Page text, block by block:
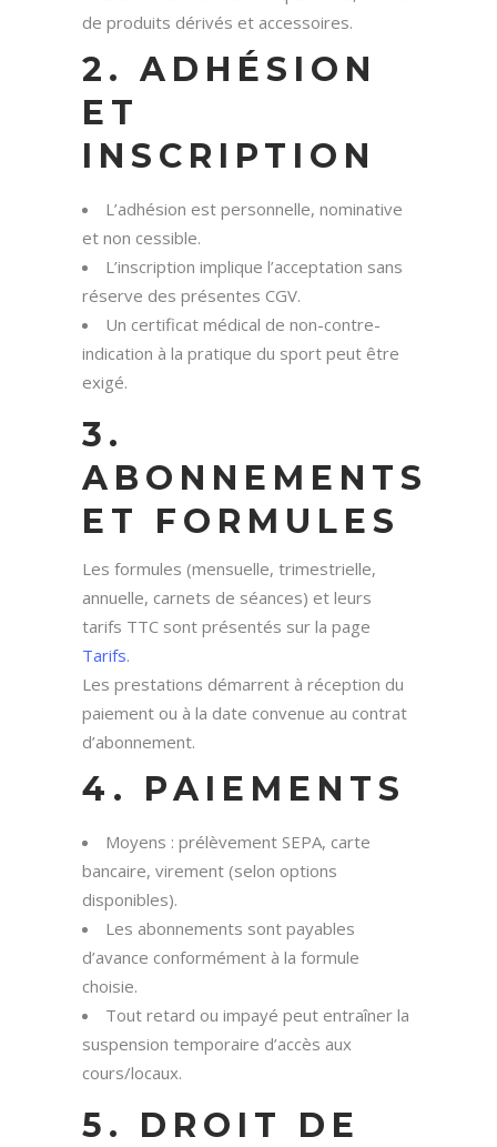
de produits dérivés et accessoires.
2. ADHÉSION
ET
INSCRIPTION
L’adhésion est personnelle, nominative
et non cessible.
L’inscription implique l’acceptation sans
réserve des présentes CGV.
Un certificat médical de non-contre-
indication à la pratique du sport peut être
exigé.
3.
ABONNEMENTS
ET FORMULES
Les formules (mensuelle, trimestrielle,
annuelle, carnets de séances) et leurs
tarifs TTC sont présentés sur la page
Tarifs.
Les prestations démarrent à réception du
paiement ou à la date convenue au contrat
d’abonnement.
4. PAIEMENTS
Moyens : prélèvement SEPA, carte
bancaire, virement (selon options
disponibles).
Les abonnements sont payables
d’avance conformément à la formule
choisie.
Tout retard ou impayé peut entraîner la
suspension temporaire d’accès aux
cours/locaux.
5. DROIT DE